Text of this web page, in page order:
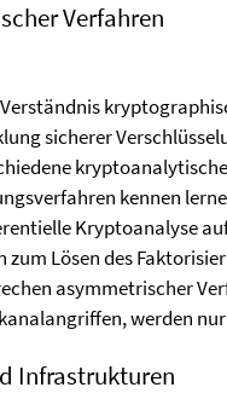
Verfahren
sicherer
kennen
Kryptoanalyse
Lösen des
asymmetrischer
werden
Infrastrukturen